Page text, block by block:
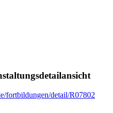
fortbildungen/detail/R07802